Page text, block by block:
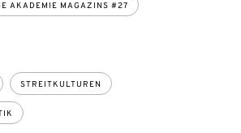
AKADEMIE MAGAZINS #27
STREITKULTUREN